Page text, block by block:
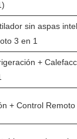
sin aspas
3 en 1
+
+ Control Remoto